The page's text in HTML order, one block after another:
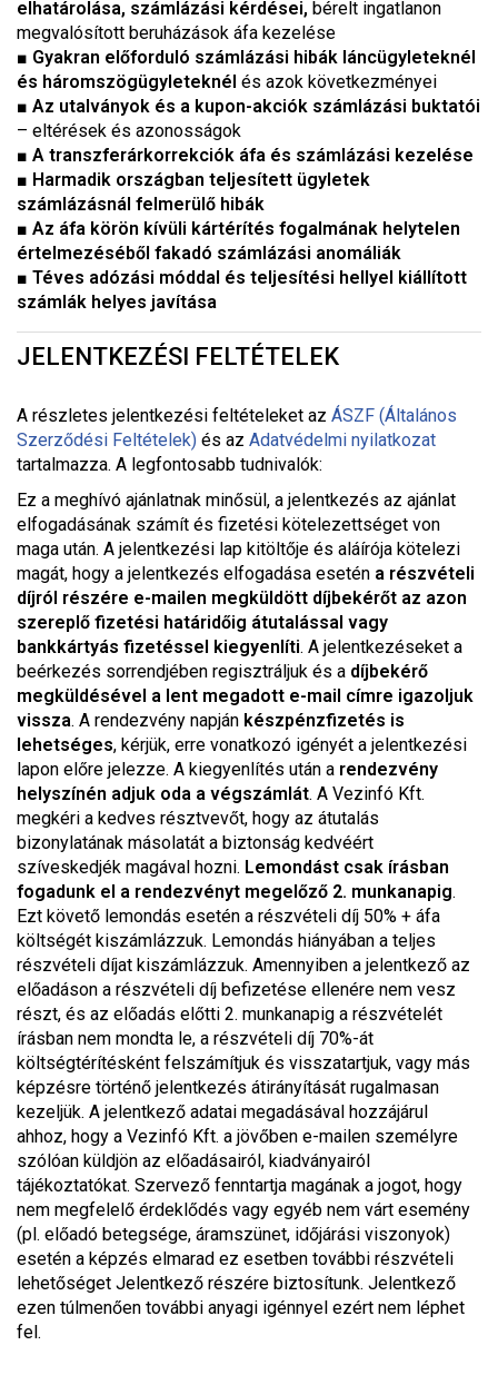
elhatárolása, számlázási kérdései, bérelt ingatlanon
megvalósított beruházások áfa kezelése
■ Gyakran előforduló számlázási hibák láncügyleteknél
és háromszögügyleteknél és azok következményei
■ Az utalványok és a kupon-akciók számlázási buktatói
– eltérések és azonosságok
■ A transzferárkorrekciók áfa és számlázási kezelése
■ Harmadik országban teljesített ügyletek
számlázásnál felmerülő hibák
■ Az áfa körön kívüli kártérítés fogalmának helytelen
értelmezéséből fakadó számlázási anomáliák
■ Téves adózási móddal és teljesítési hellyel kiállított
számlák helyes javítása
JELENTKEZÉSI FELTÉTELEK
A részletes jelentkezési feltételeket az ÁSZF (Általános
Szerződési Feltételek) és az Adatvédelmi nyilatkozat
tartalmazza. A legfontosabb tudnivalók:
Ez a meghívó ajánlatnak minősül, a jelentkezés az ajánlat
elfogadásának számít és fizetési kötelezettséget von
maga után. A jelentkezési lap kitöltője és aláírója kötelezi
magát, hogy a jelentkezés elfogadása esetén a részvételi
díjról részére e-mailen megküldött díjbekérőt az azon
szereplő fizetési határidőig átutalással vagy
bankkártyás fizetéssel kiegyenlíti. A jelentkezéseket a
beérkezés sorrendjében regisztráljuk és a díjbekérő
megküldésével a lent megadott e-mail címre igazoljuk
vissza. A rendezvény napján készpénzfizetés is
lehetséges, kérjük, erre vonatkozó igényét a jelentkezési
lapon előre jelezze. A kiegyenlítés után a rendezvény
helyszínén adjuk oda a végszámlát. A Vezinfó Kft.
megkéri a kedves résztvevőt, hogy az átutalás
bizonylatának másolatát a biztonság kedvéért
szíveskedjék magával hozni. Lemondást csak írásban
fogadunk el a rendezvényt megelőző 2. munkanapig.
Ezt követő lemondás esetén a részvételi díj 50% + áfa
költségét kiszámlázzuk. Lemondás hiányában a teljes
részvételi díjat kiszámlázzuk. Amennyiben a jelentkező az
előadáson a részvételi díj befizetése ellenére nem vesz
részt, és az előadás előtti 2. munkanapig a részvételét
írásban nem mondta le, a részvételi díj 70%-át
költségtérítésként felszámítjuk és visszatartjuk, vagy más
képzésre történő jelentkezés átirányítását rugalmasan
kezeljük. A jelentkező adatai megadásával hozzájárul
ahhoz, hogy a Vezinfó Kft. a jövőben e-mailen személyre
szólóan küldjön az előadásairól, kiadványairól
tájékoztatókat. Szervező fenntartja magának a jogot, hogy
nem megfelelő érdeklődés vagy egyéb nem várt esemény
(pl. előadó betegsége, áramszünet, időjárási viszonyok)
esetén a képzés elmarad ez esetben további részvételi
lehetőséget Jelentkező részére biztosítunk. Jelentkező
ezen túlmenően további anyagi igénnyel ezért nem léphet
fel.